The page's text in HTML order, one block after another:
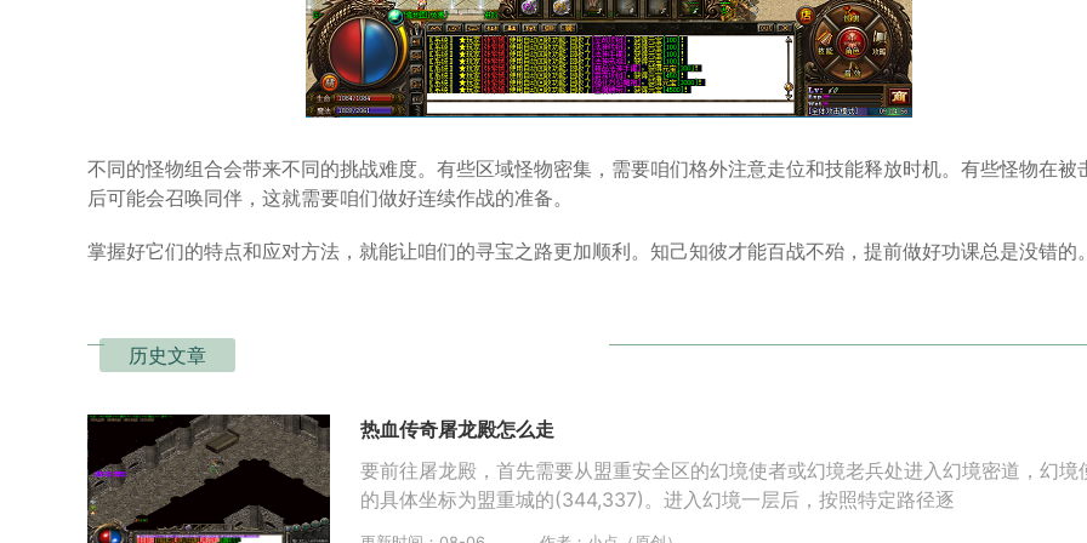
不同的怪物组合会带来不同的挑战难度。有些区域怪物密集，需要咱们格外注意走位和技能释放时机。有些怪物在被
后可能会召唤同伴，这就需要咱们做好连续作战的准备。
掌握好它们的特点和应对方法，就能让咱们的寻宝之路更加顺利。知己知彼才能百战不殆，提前做好功课总是没错的
历史文章
热血传奇屠龙殿怎么走
要前往屠龙殿，首先需要从盟重安全区的幻境使者或幻境老兵处进入幻境密道，幻境
的具体坐标为盟重城的(344,337)。进入幻境一层后，按照特定路径逐